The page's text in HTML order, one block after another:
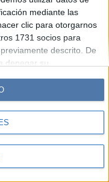
mediante las
clic para otorgarnos
1731 socios para
descrito. De
denegar su
su consentimiento.
de sus datos
pero usted
Sus
en cualquier